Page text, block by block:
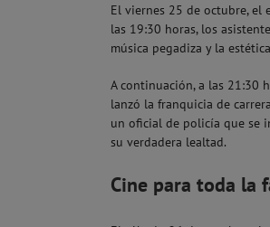
El viernes 25 de octubre, el
las 19:30 horas, los
música pegadiza y la
A continuación, a las 21:30
lanzó la franquicia de
un oficial de policía que se
su verdadera lealtad.
Cine para toda la